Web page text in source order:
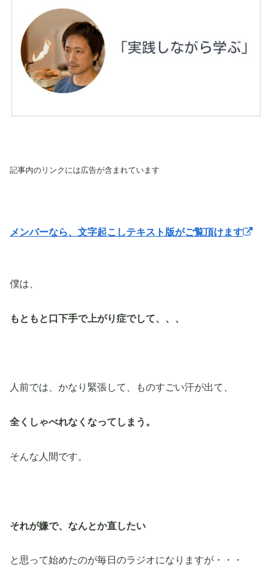
記事内のリンクには広告が含まれています
メンバーなら、文字起こしテキスト版がご覧頂けます
僕は、
もともと口下手で上がり症でして、、、
人前では、かなり緊張して、ものすごい汗が出て、
全くしゃべれなくなってしまう。
そんな人間です。
それが嫌で、なんとか直したい
と思って始めたのが毎日のラジオになりますが・・・